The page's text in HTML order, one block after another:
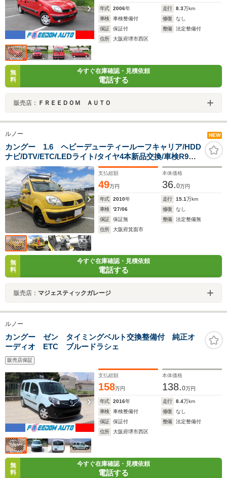
年式 2006年 走行 8.3万km
車検
車検整備付 修復
なし
保証
保証付 整備
法定整備付
住所
大阪府堺市西区
無
料
今すぐ在庫確認・見積依頼
電話する
販売店： ＦＲＥＥＤＯＭ ＡＵＴＯ
ルノー NEW
カングー 1.6 ヘビーデューティールーフキャリア/HDD
ナビ/DTV/ETC/LEDライト/タイヤ4本新品交換/車検R9年6
月/禁煙車
支払総額
49万円
本体価格
36.0万円
年式 2010年 走行 15.1万km
車検
'27/06 修復
なし
保証
保証無 整備
法定整備無
住所
大阪府箕面市
無
料
今すぐ在庫確認・見積依頼
電話する
販売店： マジェスティックガレージ
ルノー
カングー ゼン タイミングベルト交換整備付 純正オ
ーディオ ETC ブルードラシェ
販売店保証
支払総額
158万円
本体価格
138.0万円
年式 2016年 走行 8.4万km
車検
車検整備付 修復
なし
保証
保証付 整備
法定整備付
住所
大阪府堺市西区
無
料
今すぐ在庫確認・見積依頼
電話する